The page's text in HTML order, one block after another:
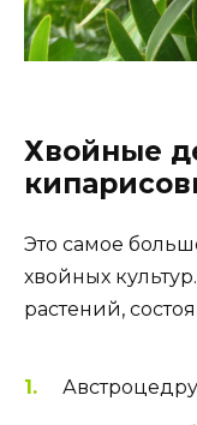
Хвойные
Это самое
хвойных
растений,